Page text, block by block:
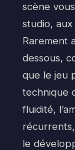
scène
studio,
Rarement
dessous,
que le jeu
technique
fluidité,
le